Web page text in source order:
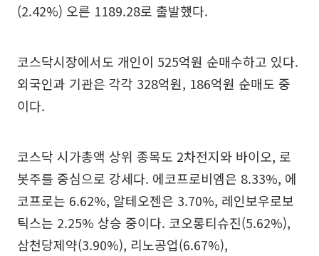
(2.42%) 오른 1189.28로 출발했다.
코스닥시장에서도 개인이 525억원 순매수하고 있다.
외국인과 기관은 각각 328억원, 186억원 순매도 중
이다.
코스닥 시가총액 상위 종목도 2차전지와 바이오, 로
봇주를 중심으로 강세다. 에코프로비엠은 8.33%, 에
코프로는 6.62%, 알테오젠은 3.70%, 레인보우로보
틱스는 2.25% 상승 중이다. 코오롱티슈진(5.62%),
삼천당제약(3.90%), 리노공업(6.67%),